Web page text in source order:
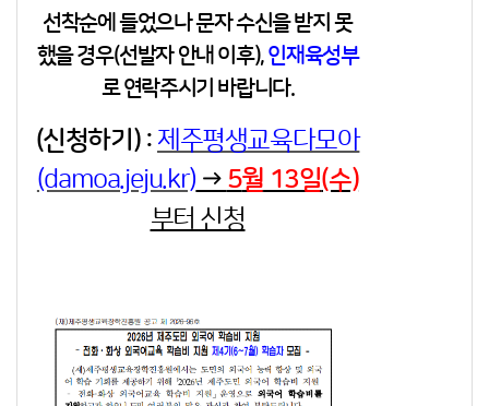
선착순에 들었으나 문자 수신을 받지 못
했을 경우(선발자 안내 이후),인재육성부
로 연락주시기 바랍니다.
(신청하기) : 제주평생교육다모아
(damoa.jeju.kr) → 5월 13일(수)
부터 신청